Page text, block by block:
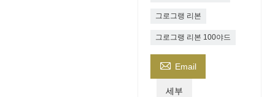
그로그랭 리본
그로그랭 리본 100야드
 Email
세부